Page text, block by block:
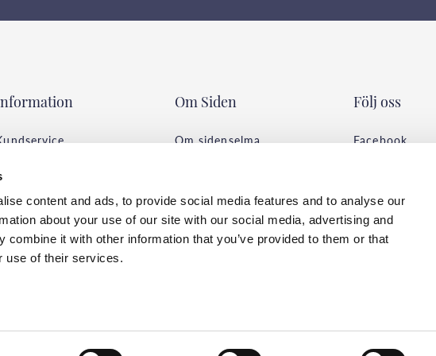
content and ads, to provide social media features and to analyse our
about your use of our site with our social media, advertising and
combine it with other information that you’ve provided to them or that
use of their services.
& Betalning
Om Siden
Om sidenselma
Tvättråd
Miljö & hållbarhet
Följ oss
Facebook
Pinterest